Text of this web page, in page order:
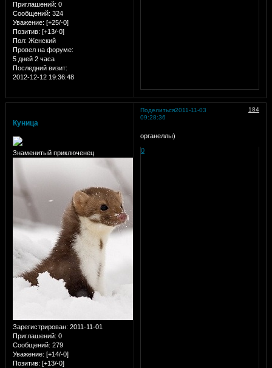
Приглашений: 0
Сообщений: 324
Уважение: [+25/-0]
Позитив: [+13/-0]
Пол: Женский
Провел на форуме:
5 дней 2 часа
Последний визит:
2012-12-12 19:36:48
Поделиться 184
2011-11-03
09:28:36
Куница
Знаменитый приключенец
Зарегистрирован: 2011-11-01
Приглашений: 0
Сообщений: 279
Уважение: [+14/-0]
Позитив: [+13/-0]
органеллы)
0